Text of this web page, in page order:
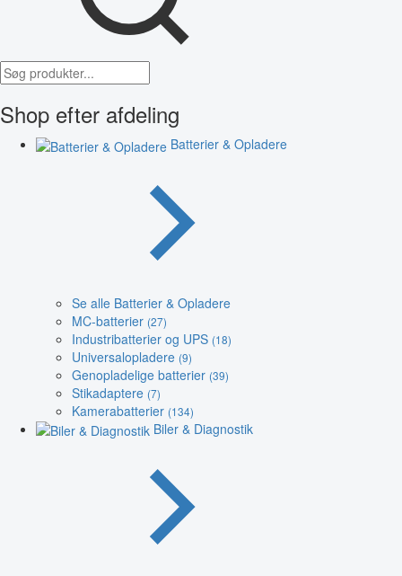
Shop efter afdeling
Batterier & Opladere
Se alle Batterier & Opladere
MC-batterier (27)
Industribatterier og UPS (18)
Universalopladere (9)
Genopladelige batterier (39)
Stikadaptere (7)
Kamerabatterier (134)
Biler & Diagnostik